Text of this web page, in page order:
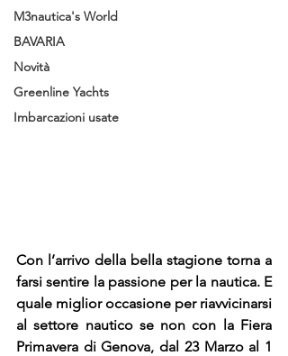
M3nautica's World
BAVARIA
Novità
Greenline Yachts
Imbarcazioni usate
Con l’arrivo della bella stagione torna a
farsi sentire la passione per la nautica. E
quale miglior occasione per riavvicinarsi
al settore nautico se non con la Fiera
Primavera di Genova, dal 23 Marzo al 1